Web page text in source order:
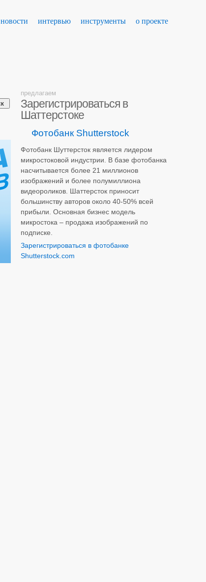
новости интервью инструменты о проекте
предлагаем
Зарегистрироваться в
Шаттерстоке
Фотобанк Shutterstock
Фотобанк Шуттерсток является лидером
микростоковой индустрии. В базе фотобанка
насчитывается более 21 миллионов
изображений и более полумиллиона
видеороликов. Шаттерсток приносит
большинству авторов около 40-50% всей
прибыли. Основная бизнес модель
микростока – продажа изображений по
подписке.
Зарегистрироваться в фотобанке
Shutterstock.com